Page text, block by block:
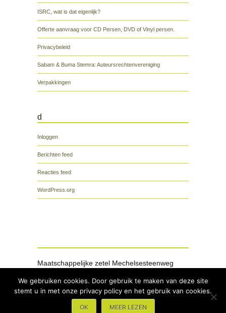
ISRC, wat is dat eigenlijk?
Offerte aanvraag voor CD Persen, DVD of Vinyl persen.
Privacybeleid
Sabam & Buma Stemra: Auteursrechtenvereniging
Verpakkingen
d
Inloggen
Berichten feed
Reacties feed
WordPress.org
Maatschappelijke zetel Mechelsesteenweg
(0)3/238.03.43 informatie@multidisc.be
We gebruiken cookies. Door gebruik te maken van deze site
stemt u in met onze privacy policy en het gebruik van cookies.
OK MEER LEZEN